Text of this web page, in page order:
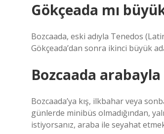
Gökçeada mı
Bozcaada, eski adıyla Tenedos
Gökçeada’dan sonra ikinci büyük
Bozcaada
Bozcaada’ya kış, ilkbahar veya
günlerde minibüs olmadığından,
istiyorsanız, araba ile seyahat